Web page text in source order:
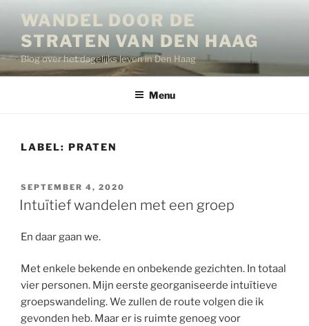
inhoud
WANDEL DOOR DE
STRATEN VAN DEN HAAG
Blog over het dagelijks leven in Den Haag
Menu
LABEL: PRATEN
GEPLAATST
OP
SEPTEMBER 4, 2020
Intuïtief wandelen met een groep
En daar gaan we.
Met enkele bekende en onbekende gezichten. In totaal
vier personen. Mijn eerste georganiseerde intuïtieve
groepswandeling. We zullen de route volgen die ik
gevonden heb. Maar er is ruimte genoeg voor